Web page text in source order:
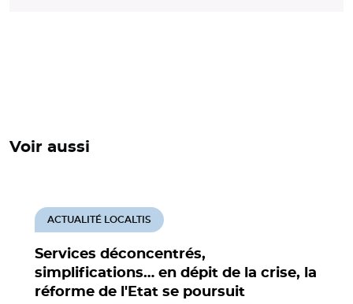
Voir aussi
Services déconcentrés,
simplifications… en dépit de la crise, la
réforme de l'Etat se poursuit
ACTUALITÉ LOCALTIS